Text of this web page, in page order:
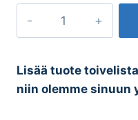
Lisää tuote
niin olemme sinuun